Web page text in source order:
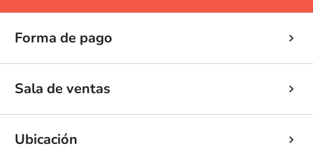
Forma de pago
Sala de ventas
Ubicación